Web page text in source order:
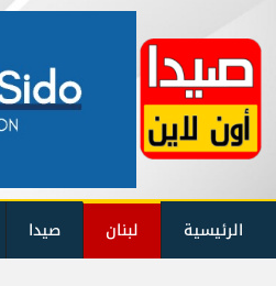
الرئيسية لبنان صيدا